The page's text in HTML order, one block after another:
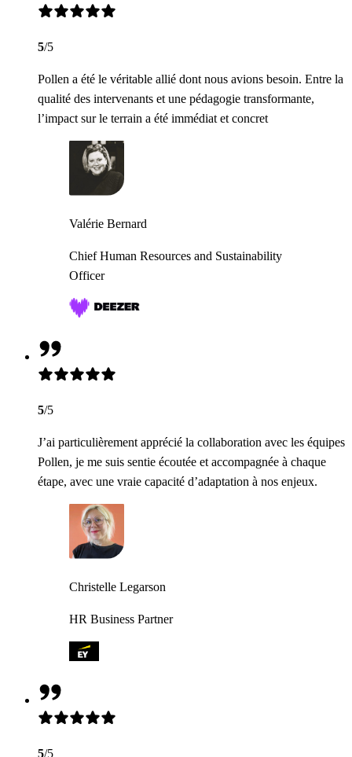
5/5
Pollen a été le véritable allié dont nous avions besoin. Entre la
qualité des intervenants et une pédagogie transformante,
l’impact sur le terrain a été immédiat et concret
Valérie Bernard
Chief Human Resources and Sustainability
Officer
5/5
J’ai particulièrement apprécié la collaboration avec les équipes
Pollen, je me suis sentie écoutée et accompagnée à chaque
étape, avec une vraie capacité d’adaptation à nos enjeux.
Christelle Legarson
HR Business Partner
5/5